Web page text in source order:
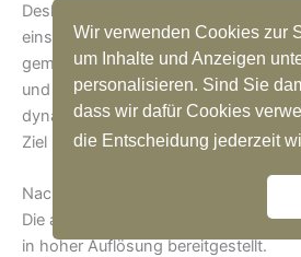
Wir verwenden Cookies zur
um Inhalte und Anzeigen
personalisieren. Sind Sie
dass wir dafür Cookies
die Entscheidung jederzeit
Deshalb achten wir darauf, dass die
einsetzbar sind. Während des
gemeinsam, welche Wirkung du
und kompetent, offen und
dynamisch – das Bild sollte zu dir
Ziel passen.
Nach dem Shooting wählst du deine
Die ausgewählten Bilder werden
in hoher Auflösung bereitgestellt.